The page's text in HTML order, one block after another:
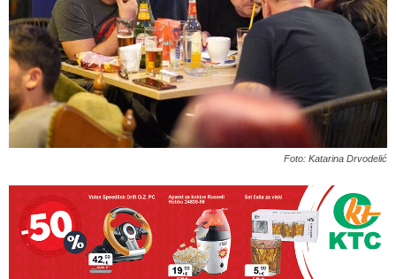
Foto: Katarina Drvodelić